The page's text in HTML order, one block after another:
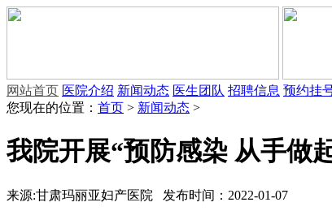
网站首页 医院介绍 新闻动态 医生团队 招聘信息 预约挂
您现在的位置： 首页 > 新闻动态 >
我院开展“预防感染 从手做
来源:甘肃玛丽亚妇产医院 发布时间：2022-01-07